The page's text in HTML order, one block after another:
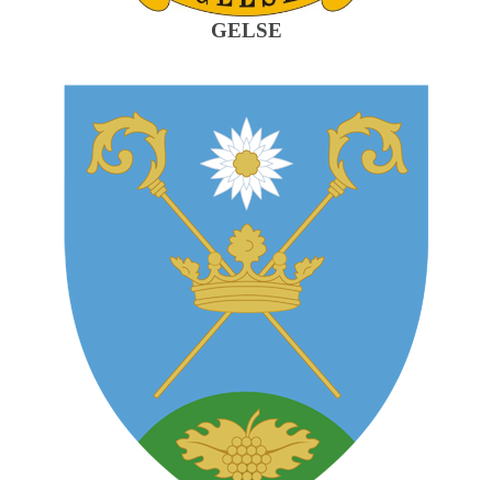
GELSE